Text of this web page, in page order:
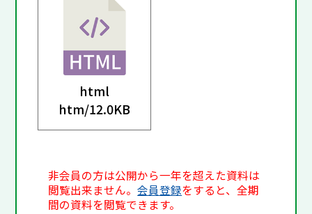
html
htm/12.0KB
非会員の方は公開から一年を超えた資料は
閲覧出来ません。会員登録をすると、全期
間の資料を閲覧できます。